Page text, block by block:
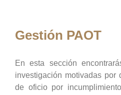
Gestión PAOT
En esta sección
investigación motivadas por
de oficio por